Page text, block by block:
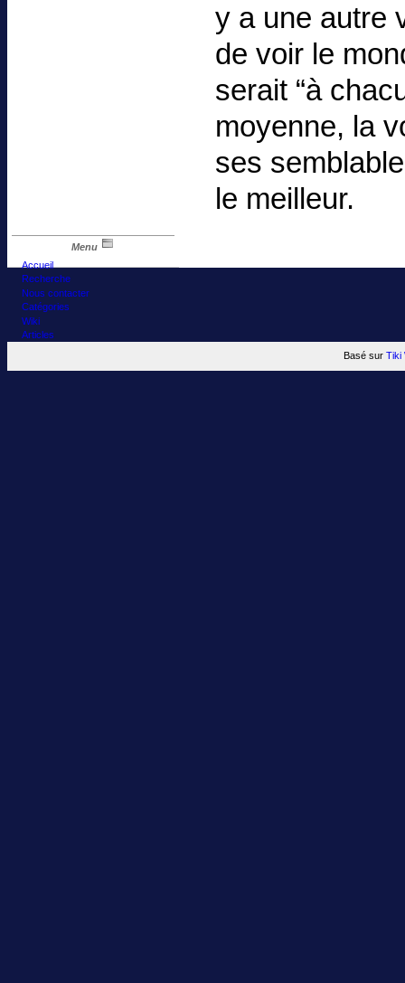
y a une autre
de voir le
serait “à
moyenne, la
ses
le meilleur.
Menu
Accueil
Recherche
Nous contacter
Catégories
Wiki
Articles
Basé sur Tiki